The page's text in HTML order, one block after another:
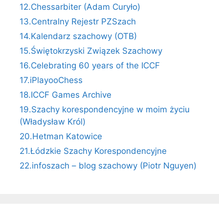
12.Chessarbiter (Adam Curyło)
13.Centralny Rejestr PZSzach
14.Kalendarz szachowy (OTB)
15.Świętokrzyski Związek Szachowy
16.Celebrating 60 years of the ICCF
17.iPlayooChess
18.ICCF Games Archive
19.Szachy korespondencyjne w moim życiu
(Władysław Król)
20.Hetman Katowice
21.Łódzkie Szachy Korespondencyjne
22.infoszach – blog szachowy (Piotr Nguyen)